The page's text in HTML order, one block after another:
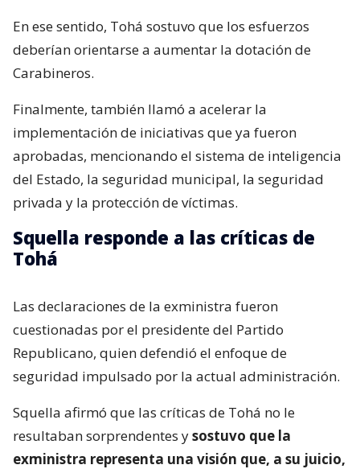
En ese sentido, Tohá sostuvo que los esfuerzos
deberían orientarse a aumentar la dotación de
Carabineros.
Finalmente, también llamó a acelerar la
implementación de iniciativas que ya fueron
aprobadas, mencionando el sistema de inteligencia
del Estado, la seguridad municipal, la seguridad
privada y la protección de víctimas.
Squella responde a las críticas de
Tohá
Las declaraciones de la exministra fueron
cuestionadas por el presidente del Partido
Republicano, quien defendió el enfoque de
seguridad impulsado por la actual administración.
Squella afirmó que las críticas de Tohá no le
resultaban sorprendentes ysostuvo que la
exministra representa una visión que, a su juicio,